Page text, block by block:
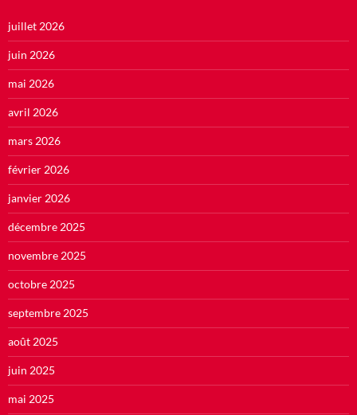
juillet 2026
juin 2026
mai 2026
avril 2026
mars 2026
février 2026
janvier 2026
décembre 2025
novembre 2025
octobre 2025
septembre 2025
août 2025
juin 2025
mai 2025